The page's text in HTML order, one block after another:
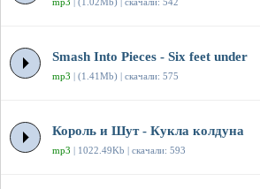
mp3 | (1.02Mb) | скачали: 542
Smash Into Pieces - Six feet under
mp3 | (1.41Mb) | скачали: 575
Король и Шут - Кукла колдуна
mp3 | 1022.49Kb | скачали: 593